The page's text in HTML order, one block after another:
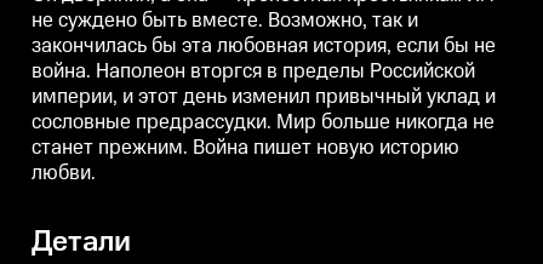
не суждено быть вместе. Возможно, так и
закончилась бы эта любовная история, если бы не
война. Наполеон вторгся в пределы Российской
империи, и этот день изменил привычный уклад и
сословные предрассудки. Мир больше никогда не
станет прежним. Война пишет новую историю
любви.
Детали